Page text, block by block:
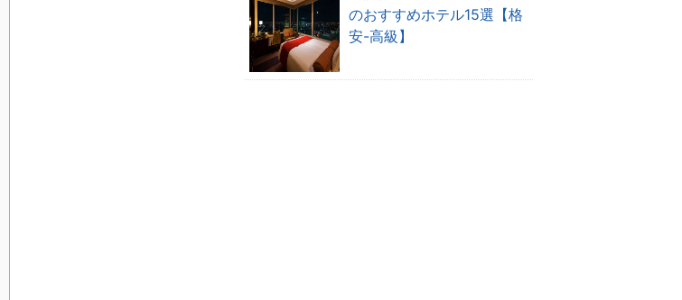
のおすすめホテル15選【格
安-高級】